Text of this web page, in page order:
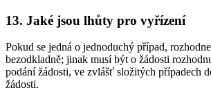
13. Jaké jsou lhůty pro vyřízení
Pokud se jedná o jednoduchý případ,
bezodkladně; jinak musí být o žádosti
podání žádosti, ve zvlášť složitých případech
žádosti.